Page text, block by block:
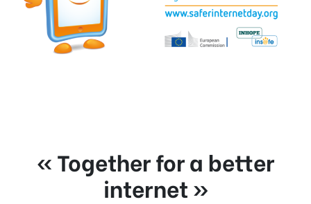
« Together for a better
internet »